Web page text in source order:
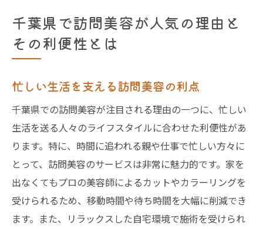
千葉県での訪問美容利用者の声
訪問美容の利用を始めるには
忙しい現代人にぴったりの訪問美容サービスの
忙しい人々が訪問美容を選ぶ理由
訪問美容がもたらす時間の節約効果
現代ライフスタイルとの親和性
訪問理美容visitのユニークなアプローチ
訪問美容の利便性を最大限に活用する方法
訪問美容が提供する新しい価値
訪問理美容visitが提供する自宅での贅沢とは
千葉県で訪問美容が人気の理由と
その利便性とは
忙しい生活を支える訪問美容の利点
千葉県での訪問美容が注目される理由の一つに、忙しい
生活を送る人々のライフスタイルに合わせた利便性があ
ります。特に、時間に追われる親や仕事で忙しい方々に
とって、訪問美容のサービスは非常に魅力的です。家を
出なくてもプロの美容師によるカットやカラーリングを
受けられるため、移動時間や待ち時間を大幅に削減でき
ます。また、リラックスした自宅環境で施術を受けられ